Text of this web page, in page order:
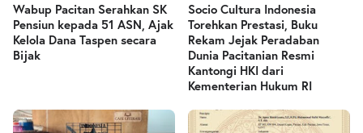
Wabup Pacitan Serahkan SK
Pensiun kepada 51 ASN, Ajak
Kelola Dana Taspen secara
Bijak
Socio Cultura Indonesia
Torehkan Prestasi, Buku
Rekam Jejak Peradaban
Dunia Pacitanian Resmi
Kantongi HKI dari
Kementerian Hukum RI